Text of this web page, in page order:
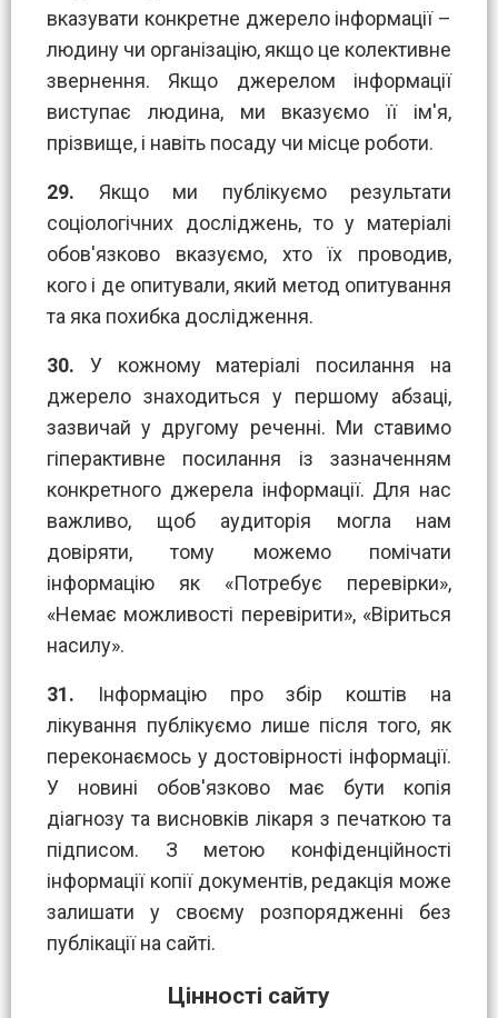
вказувати конкретне джерело інформації –
людину чи організацію, якщо це колективне
звернення. Якщо джерелом інформації
виступає людина, ми вказуємо її ім'я,
прізвище, і навіть посаду чи місце роботи.
29. Якщо ми публікуємо результати
соціологічних досліджень, то у матеріалі
обов'язково вказуємо, хто їх проводив,
кого і де опитували, який метод опитування
та яка похибка дослідження.
30. У кожному матеріалі посилання на
джерело знаходиться у першому абзаці,
зазвичай у другому реченні. Ми ставимо
гіперактивне посилання із зазначенням
конкретного джерела інформації. Для нас
важливо, щоб аудиторія могла нам
довіряти, тому можемо помічати
інформацію як «Потребує перевірки»,
«Немає можливості перевірити», «Віриться
насилу».
31. Інформацію про збір коштів на
лікування публікуємо лише після того, як
переконаємось у достовірності інформації.
У новині обов'язково має бути копія
діагнозу та висновків лікаря з печаткою та
підписом. З метою конфіденційності
інформації копії документів, редакція може
залишати у своєму розпорядженні без
публікації на сайті.
Цінності сайту